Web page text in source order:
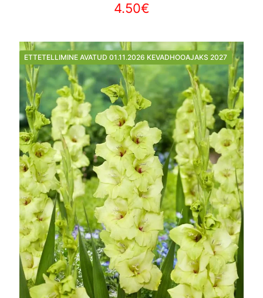
4.50€
ETTETELLIMINE AVATUD 01.11.2026 KEVADHOOAJAKS 2027